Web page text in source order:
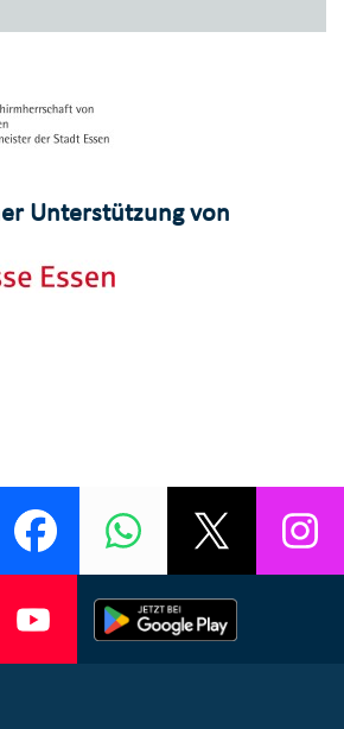
Unterstützung von